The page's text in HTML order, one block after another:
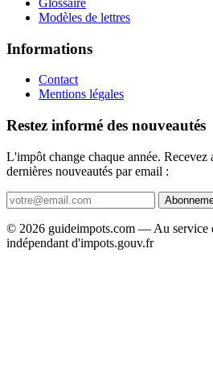
Modèles de lettres
Informations
Contact
Mentions légales
Restez informé des nouveautés
L'impôt change chaque année. Recevez
dernières nouveautés par email :
© 2026 guideimpots.com — Au service
indépendant d'impots.gouv.fr